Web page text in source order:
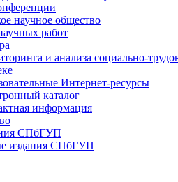
научное общество
работ
и анализа социально-
Интернет-ресурсы
каталог
информация
СПбГУП
издания СПбГУП